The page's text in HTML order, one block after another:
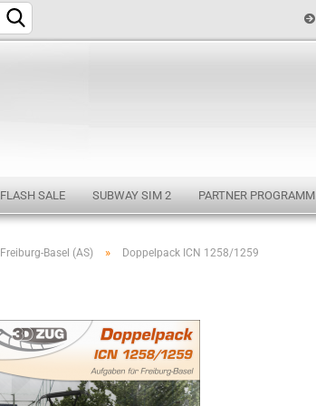
FLASH SALE SUBWAY SIM 2 PARTNER PROGRAMM
Freiburg-Basel (AS) » Doppelpack ICN 1258/1259